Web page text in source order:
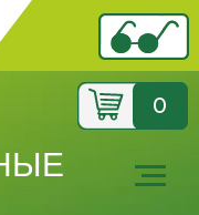
0